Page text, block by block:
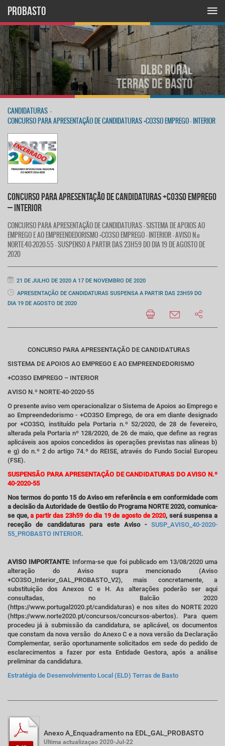
PROBASTO
CANDIDATURAS -
CONCURSO PARA APRESENTAÇÃO DE CANDIDATURAS +CO3SO EMPREGO – INTERIOR
CONCURSO PARA APRESENTAÇÃO DE CANDIDATURAS +CO3SO EMPREGO
– INTERIOR
CONCURSO PARA APRESENTAÇÃO DE CANDIDATURAS - SISTEMA DE APOIOS AO
EMPREGO E AO EMPREENDEDORISMO +CO3SO EMPREGO – INTERIOR - AVISO N.º
NORTE-40-2020-55 - SUSPENSO A PARTIR DAS 23H59 DO DIA 19 DE AGOSTO DE
2020
21 DE JULHO DE 2020 A 17 DE NOVEMBRO DE 2020
APRESENTAÇÃO DE CANDIDATURAS SUSPENSA A PARTIR DAS 23H59 DO
DIA 19 DE AGOSTO DE 2020
CONCURSO PARA APRESENTAÇÃO DE CANDIDATURAS
SISTEMA DE APOIOS AO EMPREGO E AO EMPREENDEDORISMO
+CO3SO EMPREGO – INTERIOR
AVISO N.º NORTE-40-2020-55
O presente aviso vem operacionalizar o Sistema de Apoios ao Emprego e
ao Empreendedorismo - +CO3SO Emprego, de ora em diante designado
por +CO3SO, instituído pela Portaria n.º 52/2020, de 28 de fevereiro,
alterada pela Portaria nº 128/2020, de 26 de maio, que define as regras
aplicáveis aos apoios concedidos às operações previstas nas alíneas b)
e g) do n.º 2 do artigo 74.º do REISE, através do Fundo Social Europeu
(FSE).
SUSPENSÃO PARA APRESENTAÇÃO DE CANDIDATURAS DO AVISO N.º
40-2020-55
Nos termos do ponto 15 do Aviso em referência e em conformidade com
a decisão da Autoridade de Gestão do Programa NORTE 2020, comunica-
se que,a partir das 23h59 do dia 19 de agosto de 2020, será suspensa a
receção de candidaturas para este Aviso - SUSP_AVISO_40-2020-
55_PROBASTO INTERIOR.
AVISO IMPORTANTE: Informa-se que foi publicado em 13/08/2020 uma
alteração do Aviso supra mencionado (Aviso
+CO3SO_Interior_GAL_PROBASTO_V2), mais concretamente, a
substituição dos Anexos C e H. As alterações poderão ser aqui
consultadas, no Balcão 2020
(https://www.portugal2020.pt/candidaturas) e nos sites do NORTE 2020
(https://www.norte2020.pt/concursos/concursos-abertos). Para quem
procedeu já à submissão da candidatura, se aplicável, os documentos
que constam da nova versão do Anexo C e a nova versão da Declaração
Complementar, serão oportunamente solicitados em sede do pedido de
esclarecimentos a fazer por esta Entidade Gestora, após a análise
preliminar da candidatura.
Estratégia de Desenvolvimento Local (ELD) Terras de Basto
Anexo A_Enquadramento na EDL_GAL_PROBASTO
Ultima actualizaçao 2020-Jul-22